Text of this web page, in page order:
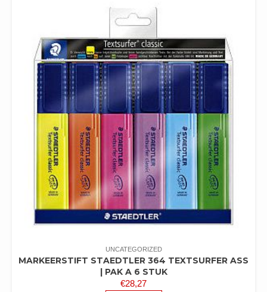
UNCATEGORIZED
MARKEERSTIFT STAEDTLER 364 TEXTSURFER ASS
| PAK A 6 STUK
€28,27